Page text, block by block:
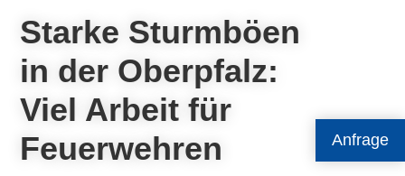
Anfrage
Starke Sturmböen
in der Oberpfalz:
Viel Arbeit für
Feuerwehren